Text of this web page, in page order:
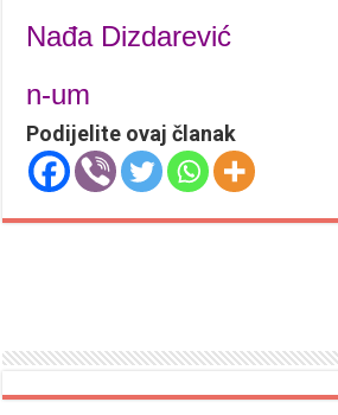
Nađa Dizdarević
n-um
Podijelite ovaj članak